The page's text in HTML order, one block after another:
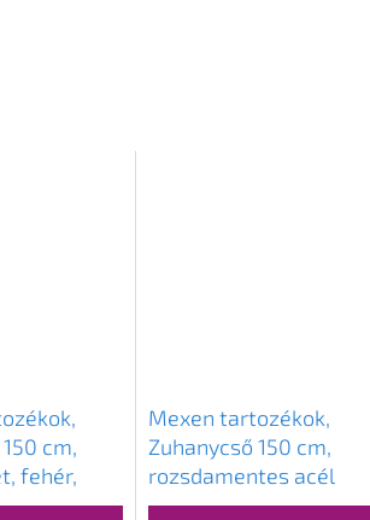
cm,
fehér,
Mexen tartozékok,
Zuhanycső 150 cm,
rozsdamentes acél
fonat, fehér, 79460-20